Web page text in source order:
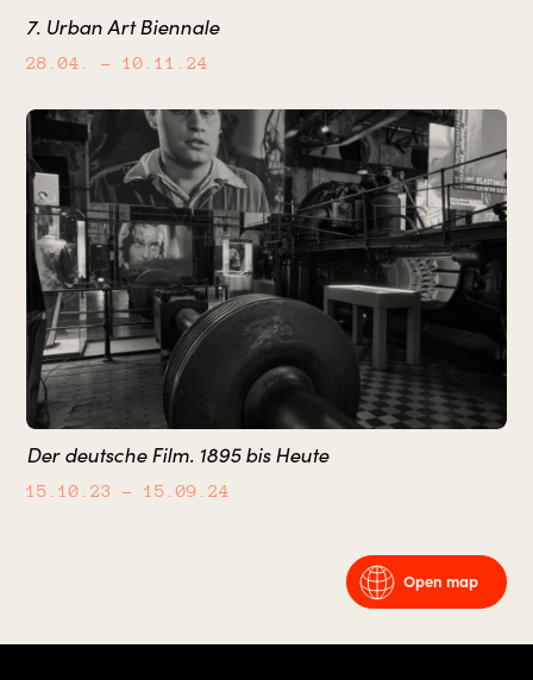
7. Urban Art Biennale
28.04. – 10.11.24
Der deutsche Film. 1895 bis Heute
15.10.23 – 15.09.24
Open map